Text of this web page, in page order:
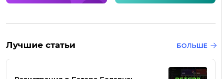
Лучшие статьи БОЛЬШЕ